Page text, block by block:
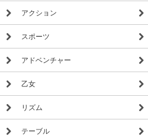
アクション
スポーツ
アドベンチャー
乙女
リズム
テーブル